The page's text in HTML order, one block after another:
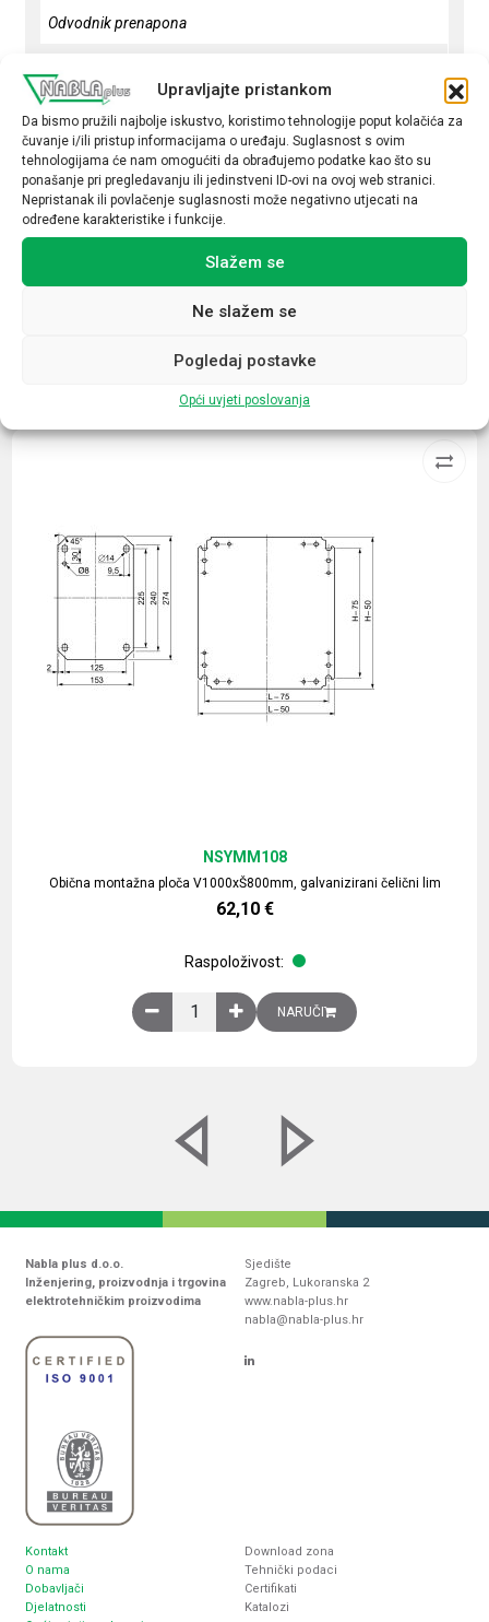
Upravljajte pristankom
Da bismo pružili najbolje iskustvo, koristimo tehnologije poput kolačića za
čuvanje i/ili pristup informacijama o uređaju. Suglasnost s ovim
tehnologijama će nam omogućiti da obrađujemo podatke kao što su
ponašanje pri pregledavanju ili jedinstveni ID-ovi na ovoj web stranici.
Nepristanak ili povlačenje suglasnosti može negativno utjecati na
određene karakteristike i funkcije.
Slažem se
Ne slažem se
Pogledaj postavke
Opći uvjeti poslovanja
Odvodnik prenapona
12,5/50
Tip
1/2
Daljinska indikacija
DA
Obična montažna ploča V1000xŠ800mm, galvanizirani čelični lim
NSYMM108
62,10 €
Raspoloživost:
Obična montažna ploča V1000xŠ800mm,
NARUČI
Nabla plus d.o.o.
Inženjering, proizvodnja i trgovina
elektrotehničkim proizvodima
Sjedište
Zagreb, Lukoranska 2
www.nabla-plus.hr
nabla@nabla-plus.hr
Kontakt
O nama
Dobavljači
Djelatnosti
Download zona
Tehnički podaci
Certifikati
Katalozi